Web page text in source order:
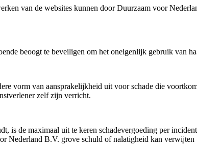
van de websites kunnen door Duurzaam voor
beoogt te beveiligen om het oneigenlijk gebruik van
vorm van aansprakelijkheid uit voor schade die
zelf zijn verricht.
is de maximaal uit te keren schadevergoeding per
Nederland B.V. grove schuld of nalatigheid kan verwijten